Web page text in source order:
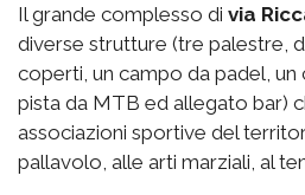
Il grande complesso di via
diverse strutture (tre palestre,
coperti, un campo da padel,
pista da MTB ed allegato bar)
associazioni sportive del
pallavolo, alle arti marziali, al